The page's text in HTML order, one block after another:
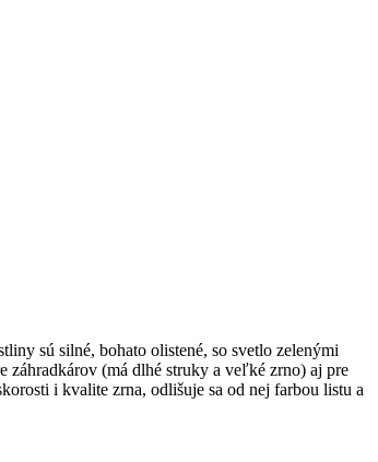
sú silné, bohato olistené, so svetlo zelenými
záhradkárov (má dlhé struky a veľké zrno) aj pre
i kvalite zrna, odlišuje sa od nej farbou listu a